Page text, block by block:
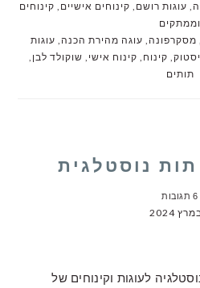
, עוגות רושם , קינוחים אישיים , קינוחים
וממתקים
, מסקרפונה, עוגה מהירת הכנה, עוגות
, קינוח , קינוח אישי , שוקולד לבן ,
תותים
תות נוסטלגית
6 תגובות
לעוגות וקינוחים של